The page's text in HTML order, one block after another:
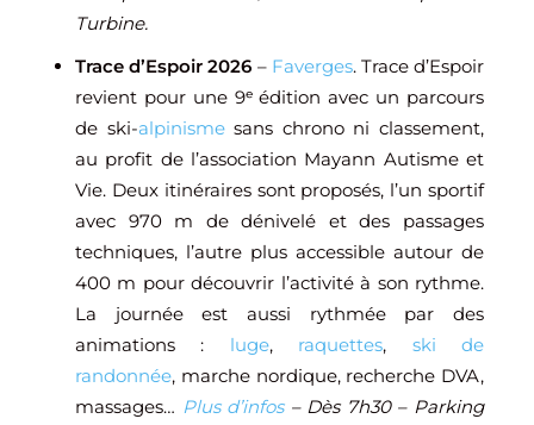
Turbine.
Trace d’Espoir 2026 – Faverges. Trace d’Espoir
revient pour une 9ᵉ édition avec un parcours
de ski-alpinismesans chrono ni classement,
au profit de l’association Mayann Autisme et
Vie. Deux itinéraires sont proposés, l’un sportif
avec 970 m de dénivelé et des passages
techniques, l’autre plus accessible autour de
400 m pour découvrir l’activité à son rythme.
La journée est aussi rythmée par des
animations : luge, raquettes, ski de
randonnée, marche nordique, recherche DVA,
massages… Plus d’infos– Dès 7h30 – Parking